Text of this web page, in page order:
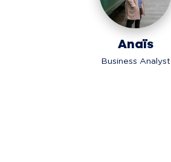
Anaïs
Business Analyst